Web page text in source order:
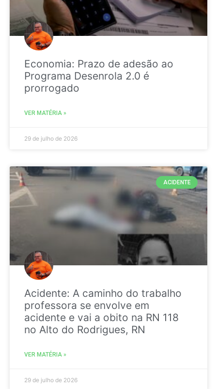
Economia: Prazo de adesão ao
Programa Desenrola 2.0 é
prorrogado
VER MATÉRIA »
29 de julho de 2026
ACIDENTE
Acidente: A caminho do trabalho
professora se envolve em
acidente e vai a obito na RN 118
no Alto do Rodrigues, RN
VER MATÉRIA »
29 de julho de 2026